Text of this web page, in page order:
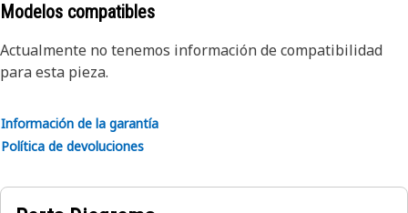
Modelos compatibles
Actualmente no tenemos información de compatibilidad
para esta pieza.
Información de la garantía
Política de devoluciones